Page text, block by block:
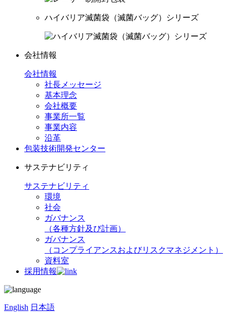
ハイバリア滅菌袋（滅菌バッグ）シリーズ
会社情報
会社情報
社長メッセージ
基本理念
会社概要
事業所一覧
事業内容
沿革
包装技術開発センター
サステナビリティ
サステナビリティ
環境
社会
ガバナンス
（各種方針及び計画）
ガバナンス
（コンプライアンスおよびリスクマネジメント）
資料室
採用情報
English 日本語